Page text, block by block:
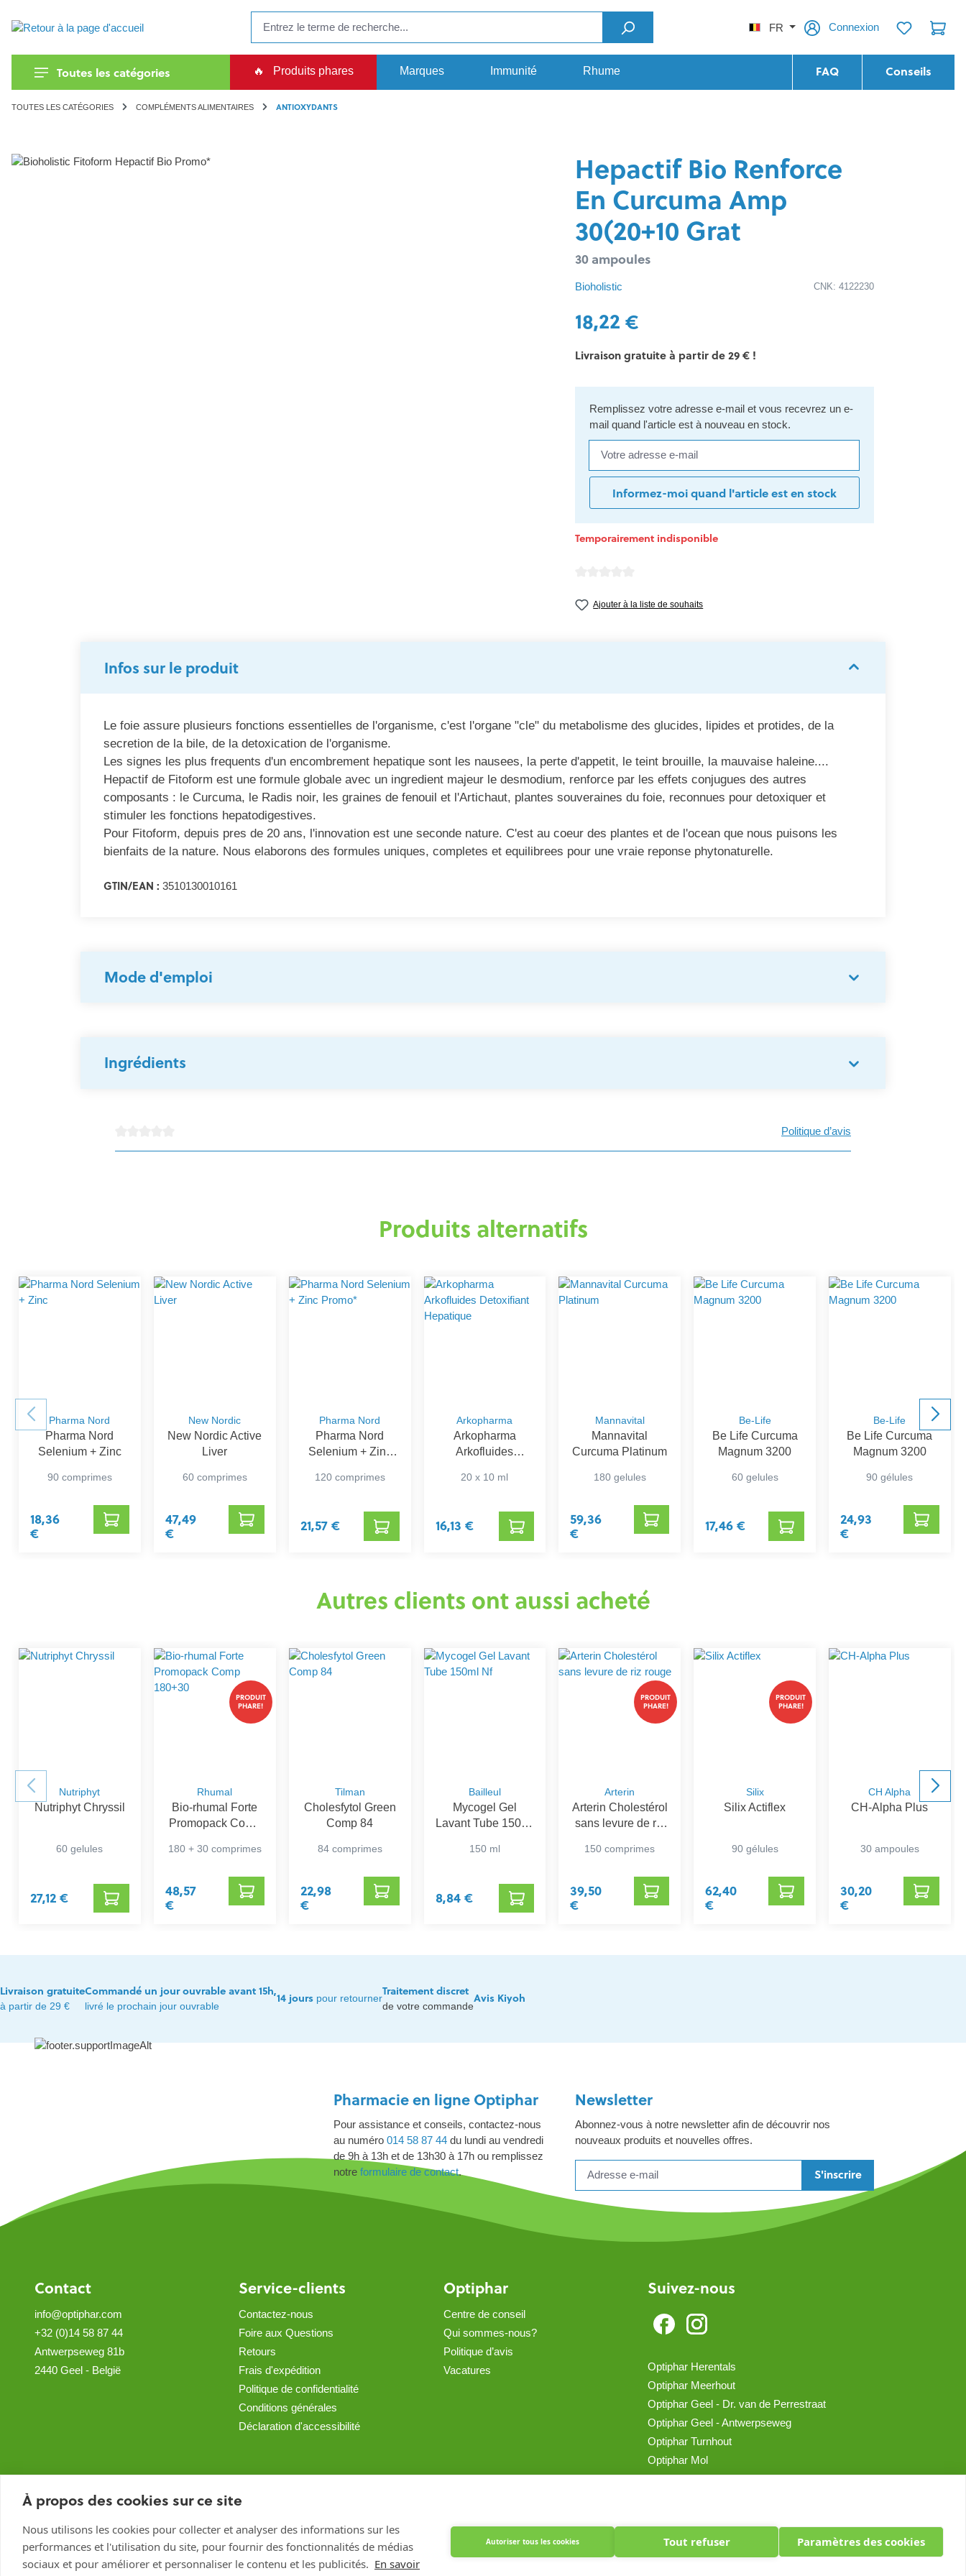
À propos des cookies sur ce site
Nous utilisons les cookies pour collecter et analyser des informations sur les
performances et l'utilisation du site, pour fournir des fonctionnalités de médias
sociaux et pour améliorer et personnaliser le contenu et les publicités. En savoir
Autoriser tous les cookies Tout refuser Paramètres des cookies
FR Connexion
Toutes les catégories 🔥 Produits phares Marques Immunité Rhume FAQ Conseils
TOUTES LES CATÉGORIES COMPLÉMENTS ALIMENTAIRES ANTIOXYDANTS
Ignorer la galerie d'images
Hepactif Bio Renforce
En Curcuma Amp
30(20+10 Grat
30 ampoules
Bioholistic CNK: 4122230
18,22 €
Livraison gratuite à partir de 29 € !
Remplissez votre adresse e-mail et vous recevrez un e-
mail quand l'article est à nouveau en stock.
Informez-moi quand l'article est en stock
Temporairement indisponible
Ajouter à la liste de souhaits
Infos sur le produit
Le foie assure plusieurs fonctions essentielles de l'organisme, c'est l'organe "cle" du metabolisme des glucides, lipides et protides, de la
secretion de la bile, de la detoxication de l'organisme.
Les signes les plus frequents d'un encombrement hepatique sont les nausees, la perte d'appetit, le teint brouille, la mauvaise haleine....
Hepactif de Fitoform est une formule globale avec un ingredient majeur le desmodium, renforce par les effets conjugues des autres
composants : le Curcuma, le Radis noir, les graines de fenouil et l'Artichaut, plantes souveraines du foie, reconnues pour detoxiquer et
stimuler les fonctions hepatodigestives.
Pour Fitoform, depuis pres de 20 ans, l'innovation est une seconde nature. C'est au coeur des plantes et de l'ocean que nous puisons les
bienfaits de la nature. Nous elaborons des formules uniques, completes et equilibrees pour une vraie reponse phytonaturelle.
GTIN/EAN : 3510130010161
Mode d'emploi
Ingrédients
Politique d’avis
Produits alternatifs
Pharma Nord
Pharma Nord
Selenium + Zinc
90 comprimes
18,36
€
New Nordic
New Nordic Active
Liver
60 comprimes
47,49
€
Pharma Nord
Pharma Nord
Selenium + Zinc
120 comprimes
21,57 €
Arkopharma
Arkopharma
Arkofluides
Hepatique
20 x 10 ml
16,13 €
Mannavital
Mannavital
Curcuma Platinum
180 gelules
59,36
€
Be-Life
Be Life Curcuma
Magnum 3200
60 gelules
17,46 €
Be-Life
Be Life Curcuma
Magnum 3200
90 gélules
24,93
€
Autres clients ont aussi acheté
Nutriphyt
Nutriphyt Chryssil
60 gelules
27,12 €
PRODUIT
PHARE!
Rhumal
Bio-rhumal Forte
Promopack Comp
180 + 30 comprimes
48,57
€
Tilman
Cholesfytol Green
Comp 84
84 comprimes
22,98
€
Bailleul
Mycogel Gel
Lavant Tube 150ml
150 ml
8,84 €
PRODUIT
PHARE!
Arterin
Arterin Cholestérol
sans levure de riz
150 comprimes
39,50
€
PRODUIT
PHARE!
Silix
Silix Actiflex
90 gélules
62,40
€
CH Alpha
CH-Alpha Plus
30 ampoules
30,20
€
Livraison gratuite
à partir de 29 €
Commandé un jour ouvrable avant 15h,
livré le prochain jour ouvrable
14 jours pour retourner
Traitement discret
de votre commande
Avis Kiyoh
Pharmacie en ligne Optiphar
Pour assistance et conseils, contactez-nous
au numéro 014 58 87 44 du lundi au vendredi
de 9h à 13h et de 13h30 à 17h ou remplissez
notre formulaire de contact.
Newsletter
Abonnez-vous à notre newsletter afin de découvrir nos
nouveaux produits et nouvelles offres.
S'inscrire
Contact
info@optiphar.com
+32 (0)14 58 87 44
Antwerpseweg 81b
2440 Geel - België
Service-clients
Contactez-nous
Foire aux Questions
Retours
Frais d'expédition
Politique de confidentialité
Conditions générales
Déclaration d'accessibilité
Optiphar
Centre de conseil
Qui sommes-nous?
Politique d’avis
Vacatures
Suivez-nous
Optiphar Herentals
Optiphar Meerhout
Optiphar Geel - Dr. van de Perrestraat
Optiphar Geel - Antwerpseweg
Optiphar Turnhout
Optiphar Mol